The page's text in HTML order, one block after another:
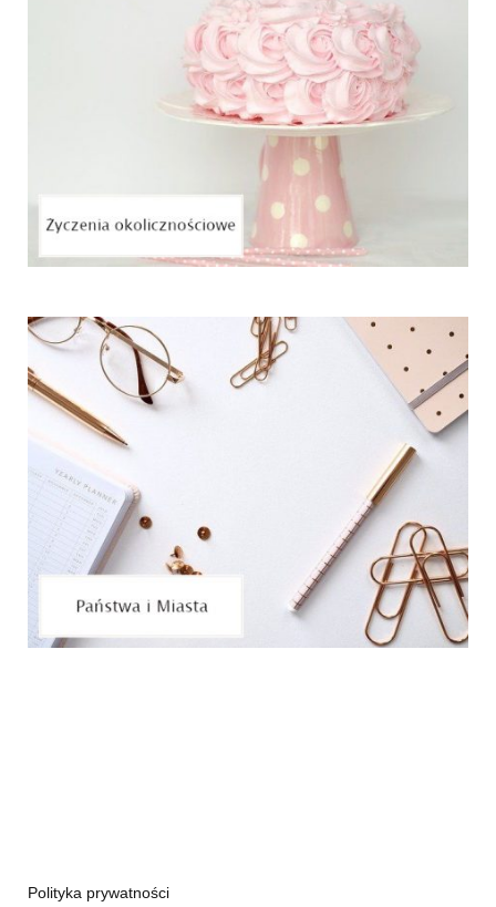
Polityka prywatności